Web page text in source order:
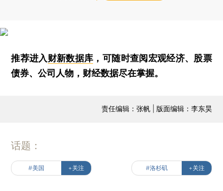
推荐进入财新数据库 ，可随时查阅宏观经济、股票
债券、公司人物，财经数据尽在掌握。
责任编辑：张帆 | 版面编辑：李东昊
话题：
#美国 +关注 #洛杉矶 +关注